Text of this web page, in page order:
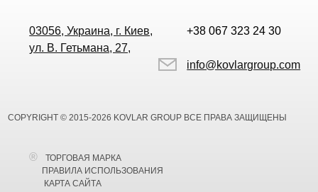
03056, Украина, г. Киев,
ул. В. Гетьмана, 27,
+38 067 323 24 30
info@kovlargroup.com
COPYRIGHT © 2015-2026 KOVLAR GROUP ВСЕ ПРАВА ЗАЩИЩЕНЫ
ТОРГОВАЯ МАРКА
ПРАВИЛА ИСПОЛЬЗОВАНИЯ
КАРТА САЙТА